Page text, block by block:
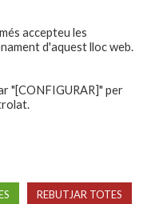
accepteu les
d'aquest lloc web.
"[CONFIGURAR]" per
REBUTJAR TOTES